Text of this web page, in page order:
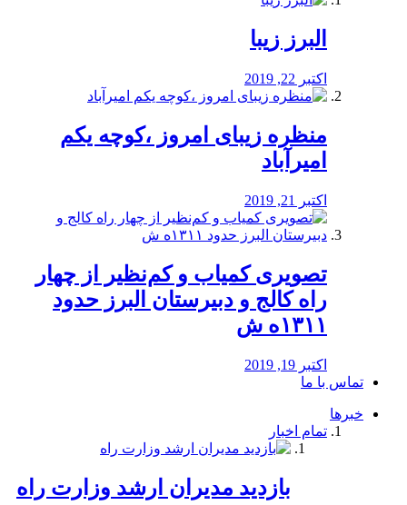
البرز زیبا
اکتبر 22, 2019
منظره‌‌ زیبای امروز ،کوچه یکم
امیرآباد
اکتبر 21, 2019
️تصویری کمیاب و کم‌نظیر از چهار
راه كالج و دبيرستان البرز حدود
۱۳۱۱ه ش
اکتبر 19, 2019
تماس با ما
خبرها
تمام اخبار
بازدید مدیران ارشد وزارت راه